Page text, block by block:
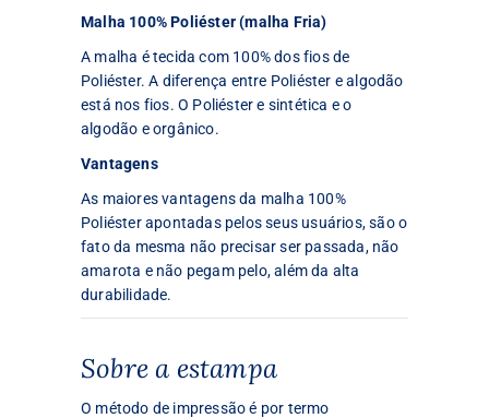
Malha 100% Poliéster (malha Fria)
A malha é tecida com 100% dos fios de
Poliéster. A diferença entre Poliéster e algodão
está nos fios. O Poliéster e sintética e o
algodão e orgânico.
Vantagens
As maiores vantagens da malha 100%
Poliéster apontadas pelos seus usuários, são o
fato da mesma não precisar ser passada, não
amarota e não pegam pelo, além da alta
durabilidade.
Sobre a estampa
O método de impressão é por termo